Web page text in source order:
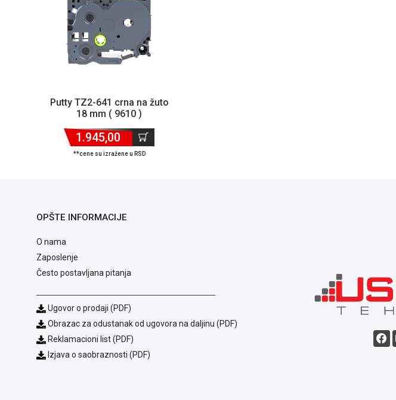
Putty TZ2-641 crna na žuto
18 mm ( 9610 )
1.945,00
**cene su izražene u RSD
OPŠTE INFORMACIJE
O nama
Zaposlenje
Često postavljana pitanja
Ugovor o prodaji (PDF)
Obrazac za odustanak od ugovora na daljinu (PDF)
Reklamacioni list (PDF)
Izjava o saobraznosti (PDF)